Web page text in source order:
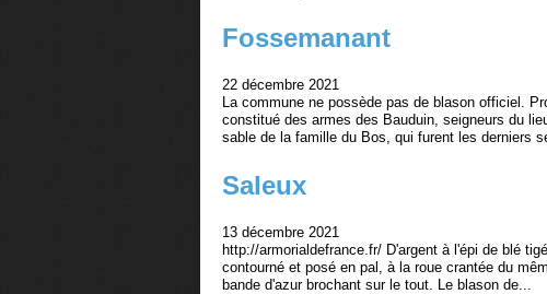
Fossemanant
22 décembre 2021
La commune ne possède pas de blason officiel.
constitué des armes des Bauduin, seigneurs du
sable de la famille du Bos, qui furent les derniers
Saleux
13 décembre 2021
http://armorialdefrance.fr/ D'argent à l'épi de blé
contourné et posé en pal, à la roue crantée du
bande d'azur brochant sur le tout. Le blason de...